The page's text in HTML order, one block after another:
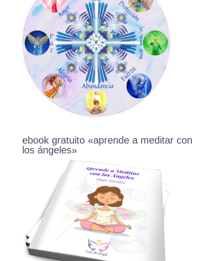
ebook gratuito «aprende a meditar con
los ángeles»